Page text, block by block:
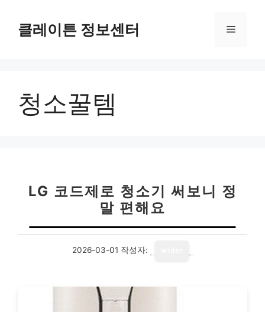
클레이튼 정보센터 메
청소꿀템
LG 코드제로 청소기 써보니 정
말 편해요
2026-03-01 작성자: